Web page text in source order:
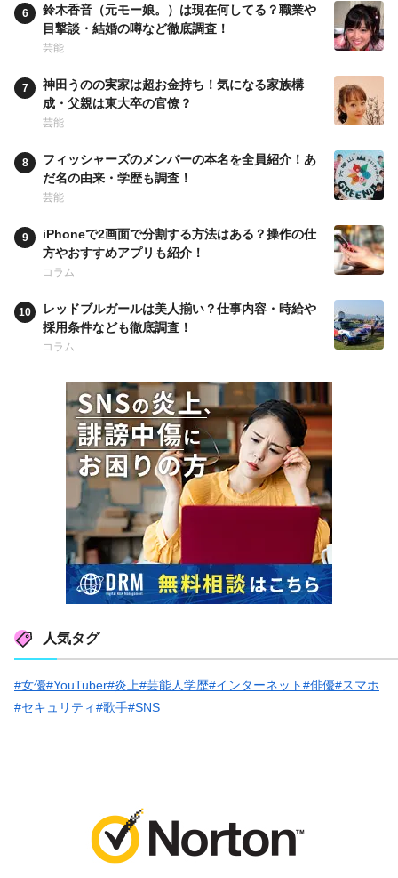
鈴木香音（元モー娘。）は現在何してる？職業や
目撃談・結婚の噂など徹底調査！
芸能
神田うのの実家は超お金持ち！気になる家族構
成・父親は東大卒の官僚？
芸能
フィッシャーズのメンバーの本名を全員紹介！あ
だ名の由来・学歴も調査！
芸能
iPhoneで2画面で分割する方法はある？操作の仕
方やおすすめアプリも紹介！
コラム
レッドブルガールは美人揃い？仕事内容・時給や
採用条件なども徹底調査！
コラム
人気タグ
#女優#YouTuber#炎上#芸能人学歴#インターネット#俳優#スマホ
#セキュリティ#歌手#SNS